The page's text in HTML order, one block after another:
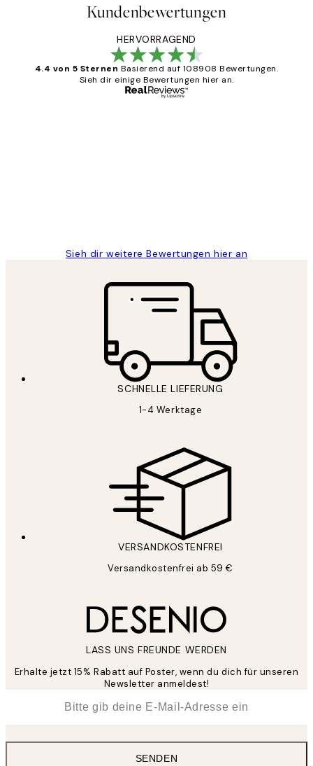
Kundenbewertungen
HERVORRAGEND
4.4 von 5 Sternen Basierend auf 108908 Bewertungen.
Sieh dir einige Bewertungen hier an.
Sieh dir weitere Bewertungen hier an
SCHNELLE LIEFERUNG
1-4 Werktage
VERSANDKOSTENFREI
Versandkostenfrei ab 59 €
LASS UNS FREUNDE WERDEN
Erhalte jetzt 15% Rabatt auf Poster, wenn du dich für unseren
Newsletter anmeldest!
SENDEN